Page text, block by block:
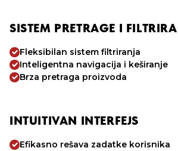
SISTEM PRETRAGE I
Fleksibilan sistem filtriranja
Inteligentna navigacija i keširanje
Brza pretraga proizvoda
INTUITIVAN INTERFEJS
Efikasno rešava zadatke korisnika